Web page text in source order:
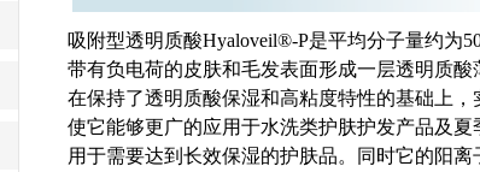
吸附型透明质酸Hyaloveil®-P是平均分子量约为
带有负电荷的皮肤和毛发表面形成一层透明质
在保持了透明质酸保湿和高粘度特性的基础上
使它能够更广的应用于水洗类护肤护发产品及
用于需要达到长效保湿的护肤品。同时它的阳